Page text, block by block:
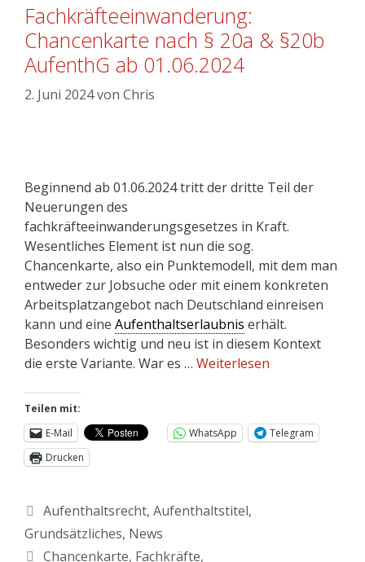
Fachkräfteeinwanderung:
Chancenkarte nach § 20a & §20b
AufenthG ab 01.06.2024
2. Juni 2024von Chris
Beginnend ab 01.06.2024 tritt der dritte Teil der
Neuerungen des
fachkräfteeinwanderungsgesetzes in Kraft.
Wesentliches Element ist nun die sog.
Chancenkarte, also ein Punktemodell, mit dem man
entweder zur Jobsuche oder mit einem konkreten
Arbeitsplatzangebot nach Deutschland einreisen
kann und eine Aufenthaltserlaubnis erhält.
Besonders wichtig und neu ist in diesem Kontext
die erste Variante. War es … Weiterlesen
Teilen mit:
E-Mail
WhatsApp
Telegram
Drucken
Aufenthaltsrecht, Aufenthaltstitel,
Grundsätzliches, News
Chancenkarte, Fachkräfte,